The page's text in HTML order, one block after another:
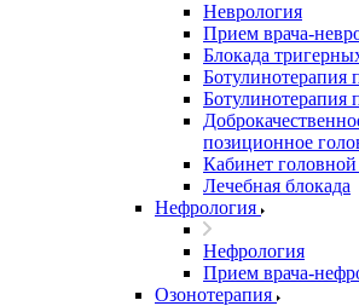
Неврология
Прием врача-
Блокада
Ботулинотерапия
Ботулинотерапия
позиционное
Кабинет
Лечебная блокада
Нефрология
Нефрология
Прием врача-
Озонотерапия